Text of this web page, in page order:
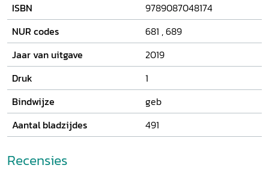
andere die aan het front in Nederland gedurende de
periode 1944-1945. Tot slot besteedt Van den Brandhof
aandacht aan zijn berechting in de naoorlogse jaren. Deze
goed leesbare biografie, die mede is gebaseerd op
persoonlijke archieven van Kurt Student en zijn
rechterhand Heinrich Trettner, is een waardevolle
aanvulling op de bestaande literatuur over de Tweede
Wereldoorlog.
ISBN
9789087048174
NUR codes
681 ,689
Jaar van uitgave
2019
Druk
1
Bindwijze
geb
Aantal bladzijdes
491
Recensies